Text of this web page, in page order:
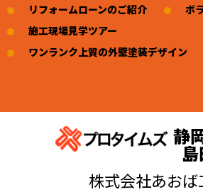
リフォームローンのご紹介
ボ
施工現場見学ツアー
ワンランク上質の外壁塗装デザイン
静
株式会社あおば